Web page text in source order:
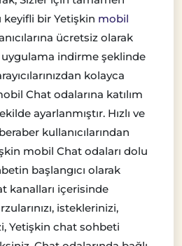
bir Yetişkin mobil
ücretsiz olarak
indirme şeklinde
kolayca
Chat odalarına katılım
ayarlanmıştır. Hızlı ve
kullanıcılarından
mobil Chat odaları dolu
başlangıcı olarak
kanalları içerisinde
isteklerinizi,
Yetişkin chat sohbeti